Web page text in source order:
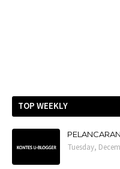
TOP WEEKLY
Tuesday,